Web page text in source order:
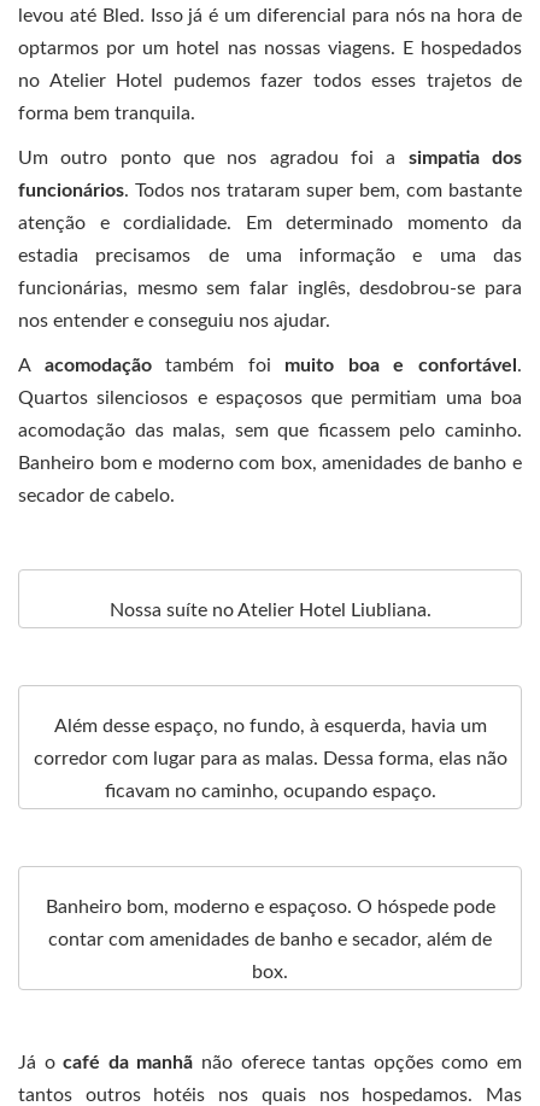
levou até Bled. Isso já é um diferencial para nós na hora de
optarmos por um hotel nas nossas viagens. E hospedados
no Atelier Hotel pudemos fazer todos esses trajetos de
forma bem tranquila.
Um outro ponto que nos agradou foi a simpatia dos
funcionários. Todos nos trataram super bem, com bastante
atenção e cordialidade. Em determinado momento da
estadia precisamos de uma informação e uma das
funcionárias, mesmo sem falar inglês, desdobrou-se para
nos entender e conseguiu nos ajudar.
A acomodaçãotambém foi muito boa e confortável .
Quartos silenciosos e espaçosos que permitiam uma boa
acomodação das malas, sem que ficassem pelo caminho.
Banheiro bom e moderno com box, amenidades de banho e
secador de cabelo.
Nossa suíte no Atelier Hotel Liubliana.
Além desse espaço, no fundo, à esquerda, havia um
corredor com lugar para as malas. Dessa forma, elas não
ficavam no caminho, ocupando espaço.
Banheiro bom, moderno e espaçoso. O hóspede pode
contar com amenidades de banho e secador, além de
box.
Já ocafé da manhã não oferece tantas opções como em
tantos outros hotéis nos quais nos hospedamos. Mas